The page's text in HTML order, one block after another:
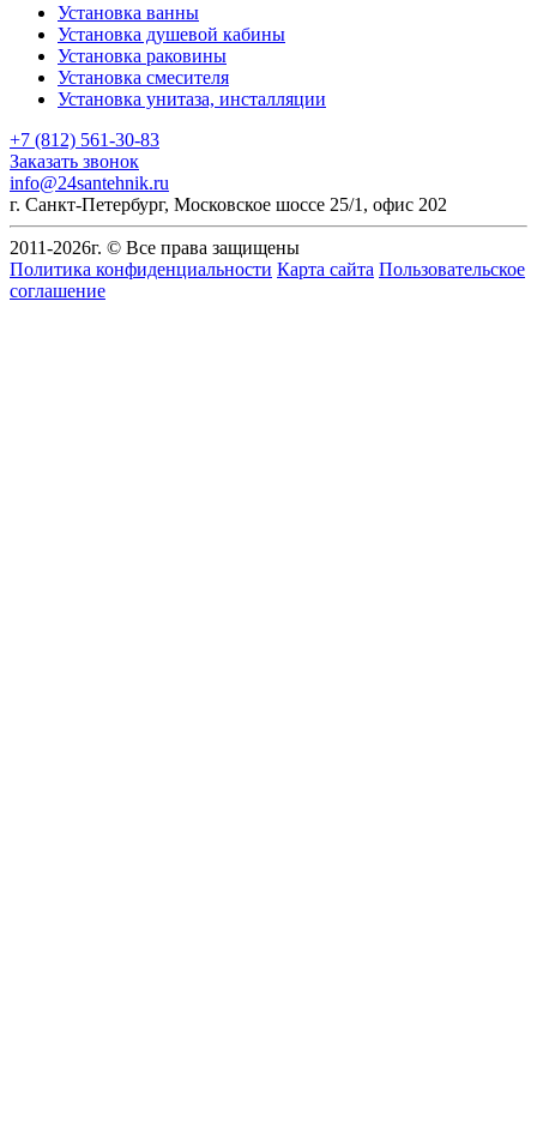
Установка ванны
Установка душевой кабины
Установка раковины
Установка смесителя
Установка унитаза, инсталляции
+7 (812) 561-30-83
Заказать звонок
info@24santehnik.ru
г. Санкт-Петербург, Московское шоссе 25/1, офис 202
2011-2026г. © Все права защищены
Политика конфиденциальности Карта сайта Пользовательское
соглашение